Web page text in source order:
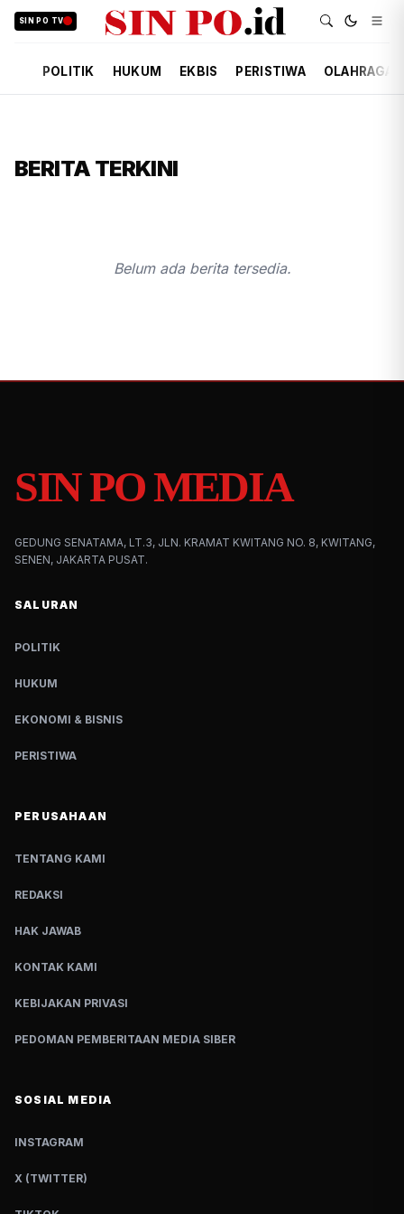
SIN PO TV
POLITIK HUKUM EKBIS PERISTIWA OLAHRAGA
BERITA TERKINI
Belum ada berita tersedia.
SIN PO MEDIA
GEDUNG SENATAMA, LT.3, JLN. KRAMAT KWITANG NO. 8, KWITANG,
SENEN, JAKARTA PUSAT.
SALURAN
POLITIK
HUKUM
EKONOMI & BISNIS
PERISTIWA
PERUSAHAAN
TENTANG KAMI
REDAKSI
HAK JAWAB
KONTAK KAMI
KEBIJAKAN PRIVASI
PEDOMAN PEMBERITAAN MEDIA SIBER
SOSIAL MEDIA
INSTAGRAM
X (TWITTER)